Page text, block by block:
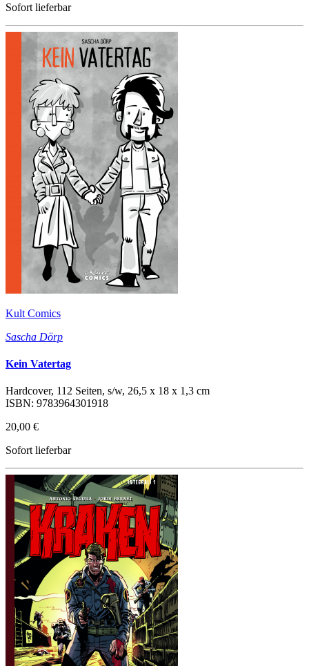
Sofort lieferbar
Kult Comics
Sascha Dörp
Kein Vatertag
Hardcover, 112 Seiten, s/w, 26,5 x 18 x 1,3 cm
ISBN: 9783964301918
20,00 €
Sofort lieferbar